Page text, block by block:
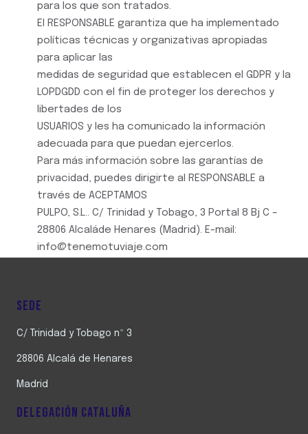
para los que son tratados.
El RESPONSABLE garantiza que ha implementado
políticas técnicas y organizativas apropiadas
para aplicar las
medidas de seguridad que establecen el GDPR y la
LOPDGDD con el fin de proteger los derechos y
libertades de los
USUARIOS y les ha comunicado la información
adecuada para que puedan ejercerlos.
Para más información sobre las garantías de
privacidad, puedes dirigirte al RESPONSABLE a
través de ACEPTAMOS
PULPO, S.L.. C/ Trinidad y Tobago, 3 Portal 8 Bj C –
28806 Alcaláde Henares (Madrid). E-mail:
info@tenemotuviaje.com
SEDE
C/ Trinidad y Tobago nº 3
28806 Alcalá de Henares
Madrid
DELEGACIÓN CATALUÑA